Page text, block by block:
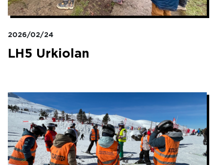
2026/02/24
LH5 Urkiolan
Irudia